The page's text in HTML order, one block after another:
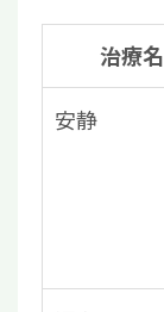
治療名
安静